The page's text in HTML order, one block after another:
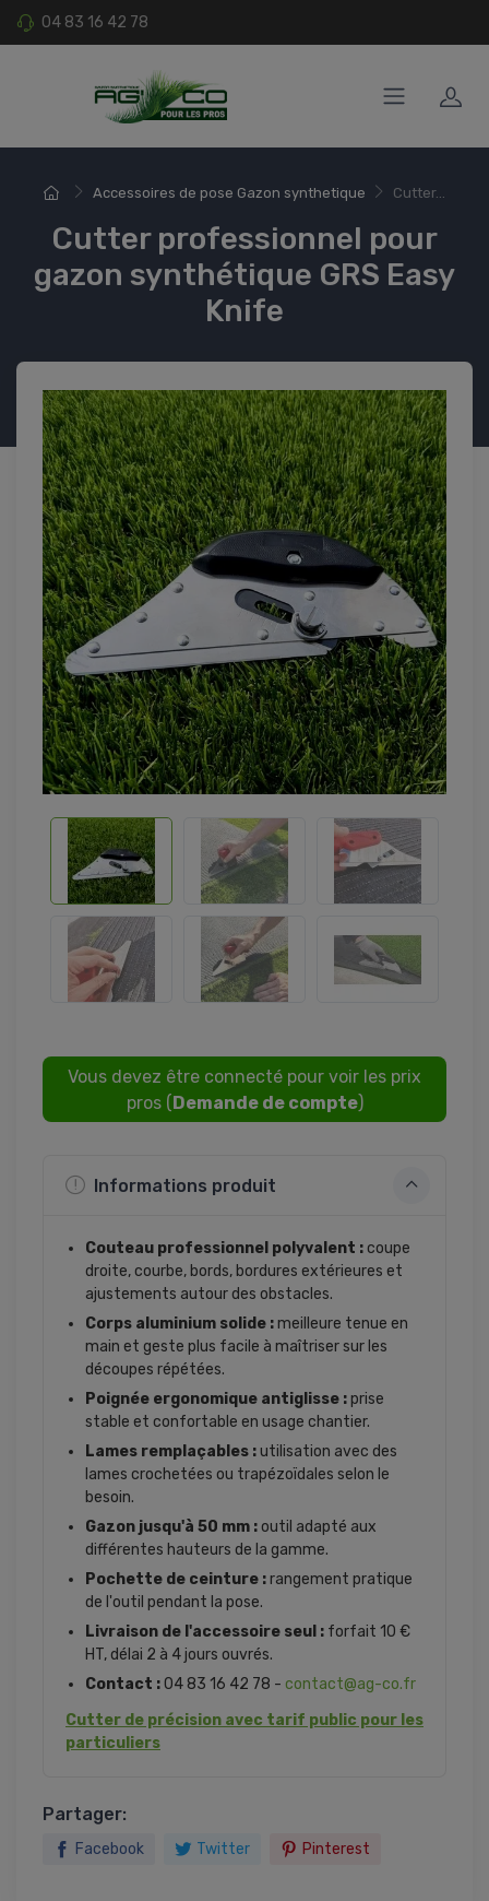
04 83 16 42 78
Accessoires de pose Gazon synthetique Cutter...
Cutter professionnel pour
gazon synthétique GRS Easy
Knife
Vous devez être connecté pour voir les prix
pros (Demande de compte)
Informations produit
Couteau professionnel polyvalent :coupe
droite, courbe, bords, bordures extérieures et
ajustements autour des obstacles.
Corps aluminium solide :meilleure tenue en
main et geste plus facile à maîtriser sur les
découpes répétées.
Poignée ergonomique antiglisse :prise
stable et confortable en usage chantier.
Lames remplaçables :utilisation avec des
lames crochetées ou trapézoïdales selon le
besoin.
Gazon jusqu'à 50 mm :outil adapté aux
différentes hauteurs de la gamme.
Pochette de ceinture :rangement pratique
de l'outil pendant la pose.
Livraison de l'accessoire seul : forfait 10 €
HT, délai 2 à 4 jours ouvrés.
Contact :04 83 16 42 78 - contact@ag-co.fr
Cutter de précision avec tarif public pour les
particuliers
Partager:
Facebook Twitter Pinterest